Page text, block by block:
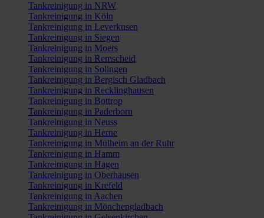
Tankreinigung in NRW
Tankreinigung in Köln
Tankreinigung in Leverkusen
Tankreinigung in Siegen
Tankreinigung in Moers
Tankreinigung in Remscheid
Tankreinigung in Solingen
Tankreinigung in Bergisch Gladbach
Tankreinigung in Recklinghausen
Tankreinigung in Bottrop
Tankreinigung in Paderborn
Tankreinigung in Neuss
Tankreinigung in Herne
Tankreinigung in Mülheim an der Ruhr
Tankreinigung in Hamm
Tankreinigung in Hagen
Tankreinigung in Oberhausen
Tankreinigung in Krefeld
Tankreinigung in Aachen
Tankreinigung in Mönchengladbach